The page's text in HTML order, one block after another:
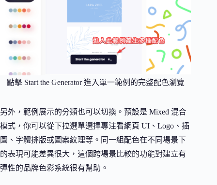
點擊 Start the Generator 進入單一範例的完整配色瀏覽
另外，範例展示的分類也可以切換。預設是 Mixed 混合
模式，你可以從下拉選單選擇專注看網頁 UI、Logo、插
圖、字體排版或圖案紋理等。同一組配色在不同場景下
的表現可能差異很大，這個跨場景比較的功能對建立有
彈性的品牌色彩系統很有幫助。